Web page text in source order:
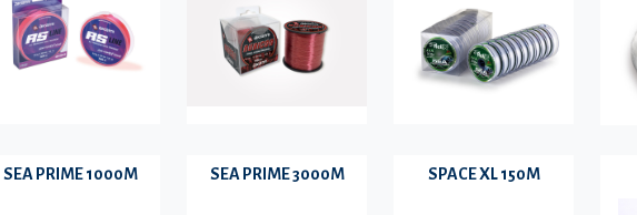
SEA PRIME 1000M SEA PRIME 3000M SPACE XL 150M